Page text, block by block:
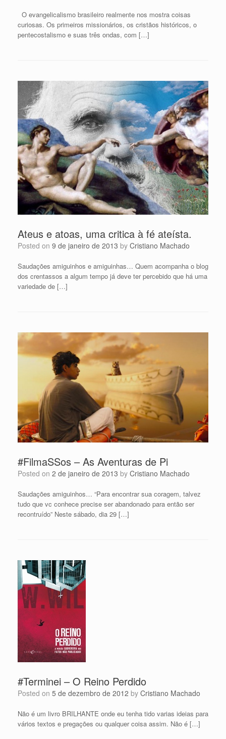
O evangelicalismo brasileiro realmente nos mostra coisas
curiosas. Os primeiros missionários, os cristãos históricos, o
pentecostalismo e suas três ondas, com […]
Ateus e atoas, uma critica à fé ateísta.
Posted on 9 de janeiro de 2013 by Cristiano Machado
Saudações amiguinhos e amiguinhas… Quem acompanha o blog
dos crentassos a algum tempo já deve ter percebido que há uma
variedade de […]
#FilmaSSos – As Aventuras de Pi
Posted on 2 de janeiro de 2013 by Cristiano Machado
Saudações amiguinhos… “Para encontrar sua coragem, talvez
tudo que vc conhece precise ser abandonado para então ser
recontruído” Neste sábado, dia 29 […]
#Terminei – O Reino Perdido
Posted on 5 de dezembro de 2012 by Cristiano Machado
Não é um livro BRILHANTE onde eu tenha tido varias ideias para
vários textos e pregações ou qualquer coisa assim. Não é […]